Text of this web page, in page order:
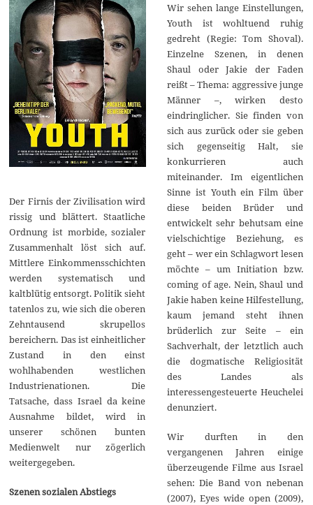
Der Firnis der Zivilisation wird
rissig und blättert. Staatliche
Ordnung ist morbide, sozialer
Zusammenhalt löst sich auf.
Mittlere Einkommensschichten
werden systematisch und
kaltblütig entsorgt. Politik sieht
tatenlos zu, wie sich die oberen
Zehntausend skrupellos
bereichern. Das ist einheitlicher
Zustand in den einst
wohlhabenden westlichen
Industrienationen. Die
Tatsache, dass Israel da keine
Ausnahme bildet, wird in
unserer schönen bunten
Medienwelt nur zögerlich
weitergegeben.
Szenen sozialen Abstiegs
Wir sehen lange Einstellungen,
Youth ist wohltuend ruhig
gedreht (Regie: Tom Shoval).
Einzelne Szenen, in denen
Shaul oder Jakie der Faden
reißt – Thema: aggressive junge
Männer –, wirken desto
eindringlicher. Sie finden von
sich aus zurück oder sie geben
sich gegenseitig Halt, sie
konkurrieren auch
miteinander. Im eigentlichen
Sinne ist Youth ein Film über
diese beiden Brüder und
entwickelt sehr behutsam eine
vielschichtige Beziehung, es
geht – wer ein Schlagwort lesen
möchte – um Initiation bzw.
coming of age. Nein, Shaul und
Jakie haben keine Hilfestellung,
kaum jemand steht ihnen
brüderlich zur Seite – ein
Sachverhalt, der letztlich auch
die dogmatische Religiosität
des Landes als
interessengesteuerte Heuchelei
denunziert.
Wir durften in den
vergangenen Jahren einige
überzeugende Filme aus Israel
sehen: Die Band von nebenan
(2007), Eyes wide open (2009),